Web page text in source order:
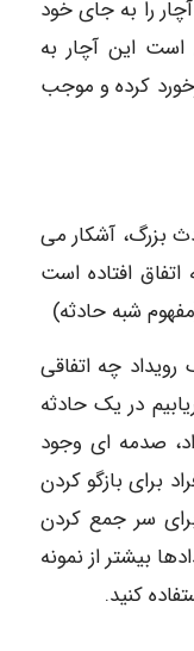
را به جای خود
است این آچار به
کرده و موجب
بزرگ، آشکار می
افتاده است
شبه حادثه)
رویداد چه اتفاقی
در یک حادثه
صدمه ای وجود
برای بازگو کردن
برای سر جمع کردن
بیشتر از نمونه
کنید.